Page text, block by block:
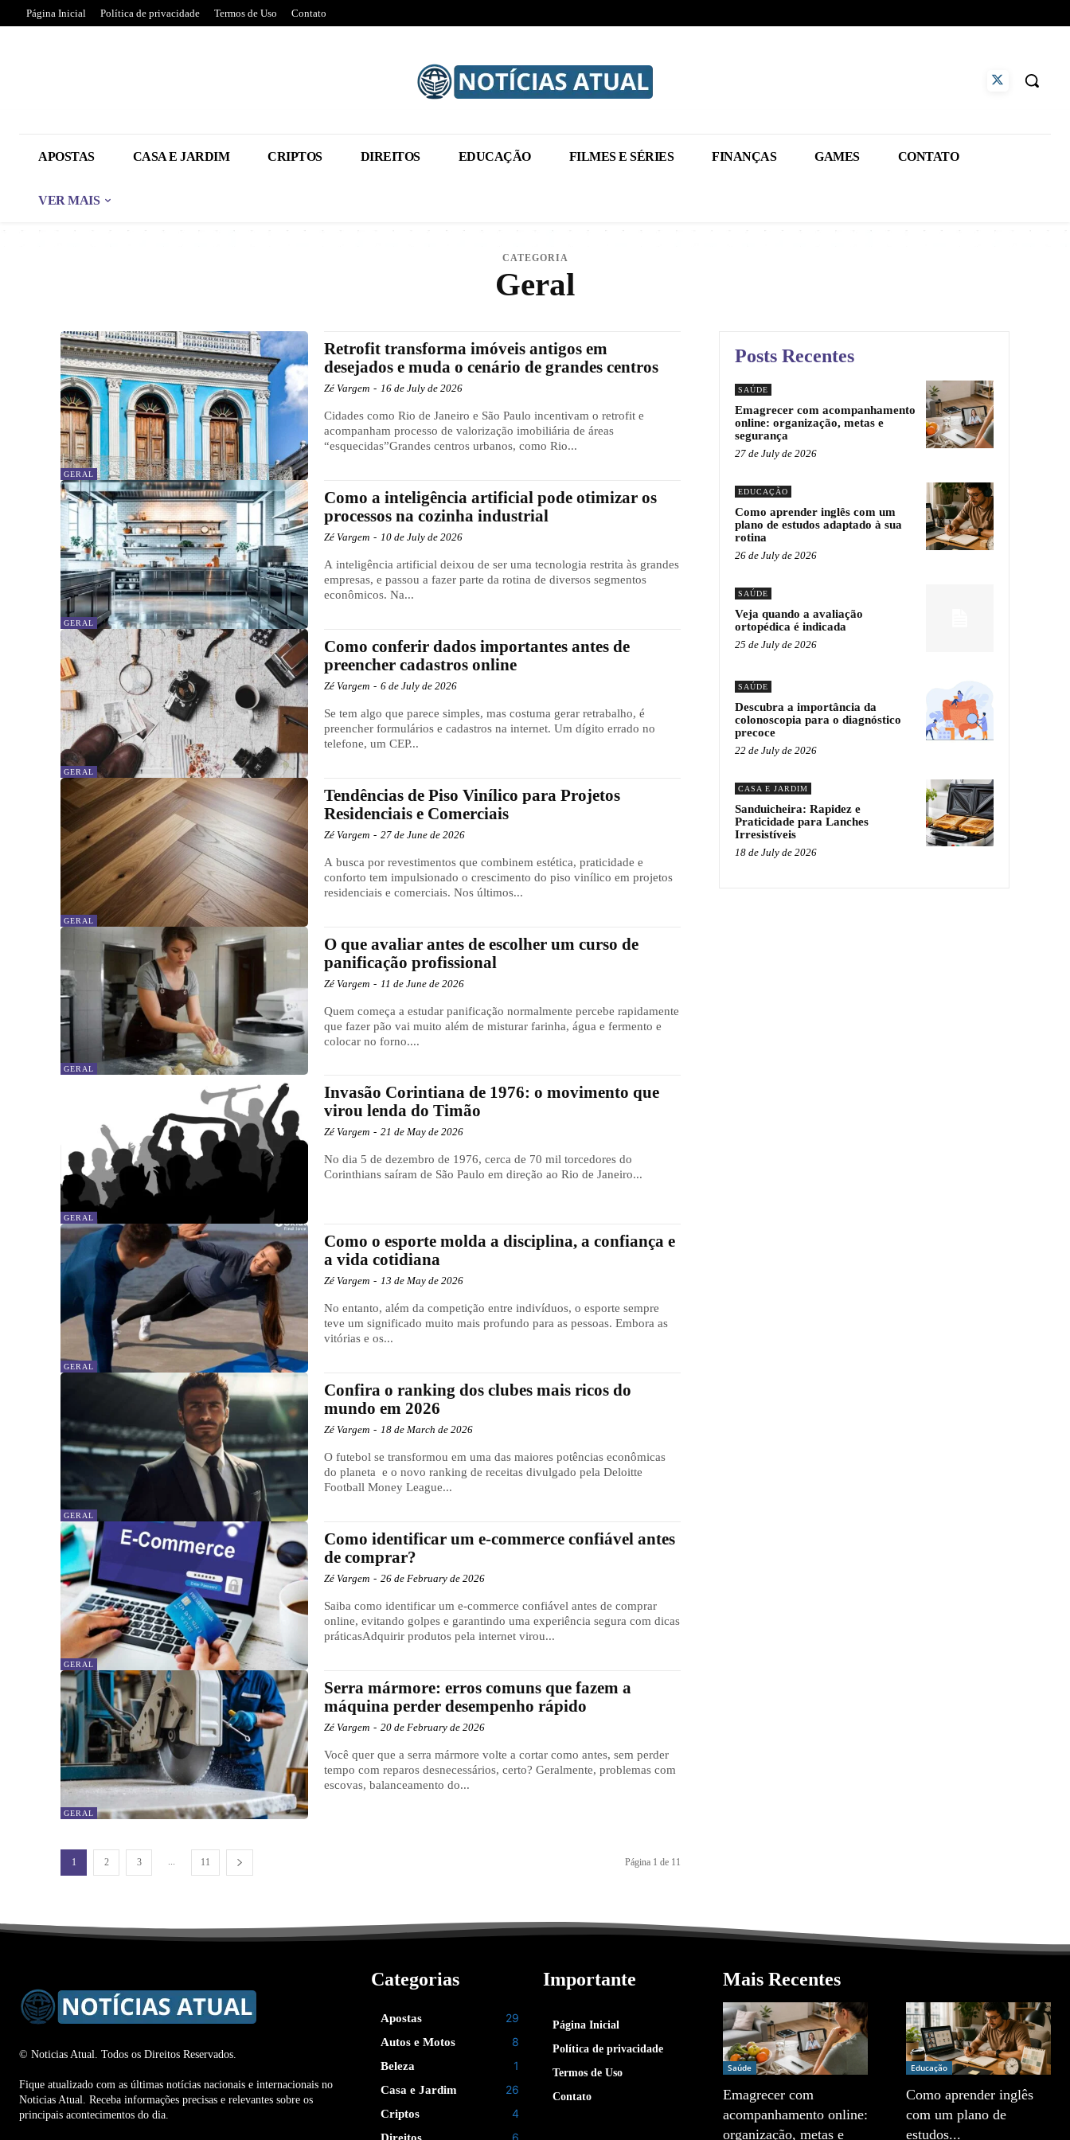
Página Inicial Política de privacidade Termos de Uso Contato
APOSTAS CASA E JARDIM CRIPTOS DIREITOS EDUCAÇÃO FILMES E SÉRIES FINANÇAS GAMES CONTATO
VER MAIS
CATEGORIA
Geral
GERAL
Retrofit transforma imóveis antigos em
desejados e muda o cenário de grandes centros
Zé Vargem - 16 de July de 2026
Cidades como Rio de Janeiro e São Paulo incentivam o retrofit e
acompanham processo de valorização imobiliária de áreas
“esquecidas”Grandes centros urbanos, como Rio...
GERAL
Como a inteligência artificial pode otimizar os
processos na cozinha industrial
Zé Vargem - 10 de July de 2026
A inteligência artificial deixou de ser uma tecnologia restrita às grandes
empresas, e passou a fazer parte da rotina de diversos segmentos
econômicos. Na...
GERAL
Como conferir dados importantes antes de
preencher cadastros online
Zé Vargem - 6 de July de 2026
Se tem algo que parece simples, mas costuma gerar retrabalho, é
preencher formulários e cadastros na internet. Um dígito errado no
telefone, um CEP...
GERAL
Tendências de Piso Vinílico para Projetos
Residenciais e Comerciais
Zé Vargem - 27 de June de 2026
A busca por revestimentos que combinem estética, praticidade e
conforto tem impulsionado o crescimento do piso vinílico em projetos
residenciais e comerciais. Nos últimos...
GERAL
O que avaliar antes de escolher um curso de
panificação profissional
Zé Vargem - 11 de June de 2026
Quem começa a estudar panificação normalmente percebe rapidamente
que fazer pão vai muito além de misturar farinha, água e fermento e
colocar no forno....
GERAL
Invasão Corintiana de 1976: o movimento que
virou lenda do Timão
Zé Vargem - 21 de May de 2026
No dia 5 de dezembro de 1976, cerca de 70 mil torcedores do
Corinthians saíram de São Paulo em direção ao Rio de Janeiro...
GERAL
Como o esporte molda a disciplina, a confiança e
a vida cotidiana
Zé Vargem - 13 de May de 2026
No entanto, além da competição entre indivíduos, o esporte sempre
teve um significado muito mais profundo para as pessoas. Embora as
vitórias e os...
GERAL
Confira o ranking dos clubes mais ricos do
mundo em 2026
Zé Vargem - 18 de March de 2026
O futebol se transformou em uma das maiores potências econômicas
do planeta e o novo ranking de receitas divulgado pela Deloitte
Football Money League...
GERAL
Como identificar um e-commerce confiável antes
de comprar?
Zé Vargem - 26 de February de 2026
Saiba como identificar um e-commerce confiável antes de comprar
online, evitando golpes e garantindo uma experiência segura com dicas
práticasAdquirir produtos pela internet virou...
GERAL
Serra mármore: erros comuns que fazem a
máquina perder desempenho rápido
Zé Vargem - 20 de February de 2026
Você quer que a serra mármore volte a cortar como antes, sem perder
tempo com reparos desnecessários, certo? Geralmente, problemas com
escovas, balanceamento do...
1 2 3 11 Página 1 de 11
Posts Recentes
SAÚDE
Emagrecer com acompanhamento
online: organização, metas e
segurança
27 de July de 2026
EDUCAÇÃO
Como aprender inglês com um
plano de estudos adaptado à sua
rotina
26 de July de 2026
SAÚDE
Veja quando a avaliação
ortopédica é indicada
25 de July de 2026
SAÚDE
Descubra a importância da
colonoscopia para o diagnóstico
precoce
22 de July de 2026
CASA E JARDIM
Sanduicheira: Rapidez e
Praticidade para Lanches
Irresistíveis
18 de July de 2026
© Noticias Atual. Todos os Direitos Reservados.
Fique atualizado com as últimas notícias nacionais e internacionais no
Noticias Atual. Receba informações precisas e relevantes sobre os
principais acontecimentos do dia.
Categorias
Apostas 29
Autos e Motos 8
Beleza 1
Casa e Jardim 26
Criptos 4
Direitos 6
Importante
Página Inicial
Política de privacidade
Termos de Uso
Contato
Mais Recentes
Saúde
Emagrecer com
acompanhamento online:
organização, metas e
Educação
Como aprender inglês
com um plano de
estudos...